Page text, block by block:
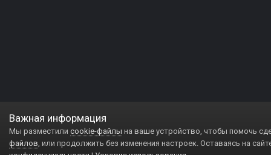
Важная информация
Мы разместили cookie-файлы на ваше устройство, чтобы помочь
файлов, или продолжить без изменения настроек. Оставаясь на